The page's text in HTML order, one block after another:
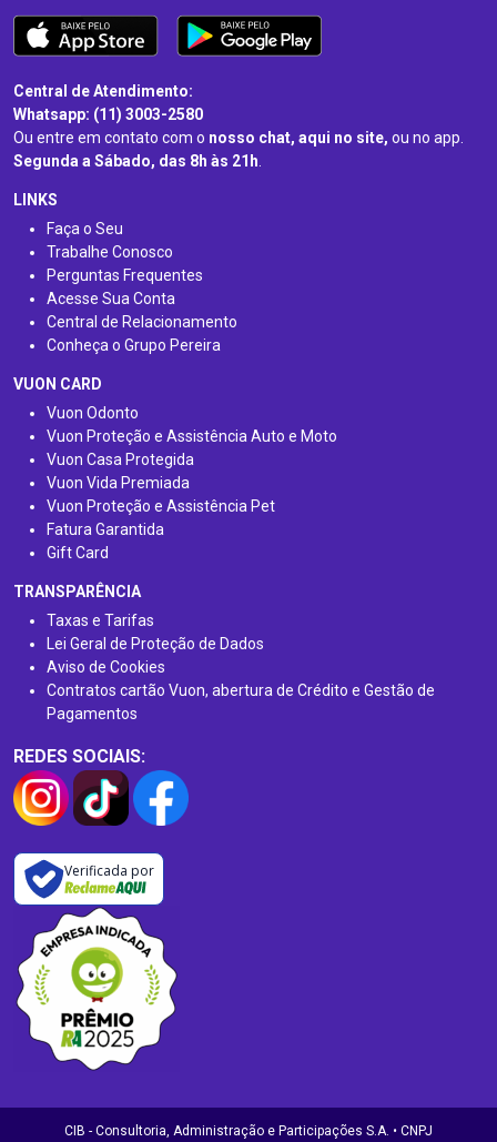
Central de Atendimento:
Whatsapp: (11) 3003-2580
Ou entre em contato com o nosso chat, aqui no site, ou no app.
Segunda a Sábado, das 8h às 21h.
LINKS
Faça o Seu
Trabalhe Conosco
Perguntas Frequentes
Acesse Sua Conta
Central de Relacionamento
Conheça o Grupo Pereira
VUON CARD
Vuon Odonto
Vuon Proteção e Assistência Auto e Moto
Vuon Casa Protegida
Vuon Vida Premiada
Vuon Proteção e Assistência Pet
Fatura Garantida
Gift Card
TRANSPARÊNCIA
Taxas e Tarifas
Lei Geral de Proteção de Dados
Aviso de Cookies
Contratos cartão Vuon, abertura de Crédito e Gestão de
Pagamentos
REDES SOCIAIS:
Verificada por
CIB - Consultoria, Administração e Participações S.A. • CNPJ